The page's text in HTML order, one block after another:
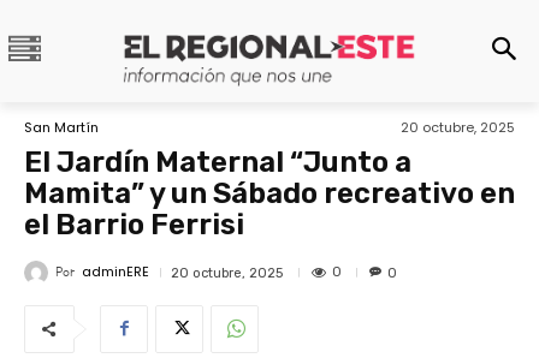
San Martín 20 octubre, 2025
El Jardín Maternal “Junto a
Mamita” y un Sábado recreativo en
el Barrio Ferrisi
Por adminERE 20 octubre, 2025 0 0